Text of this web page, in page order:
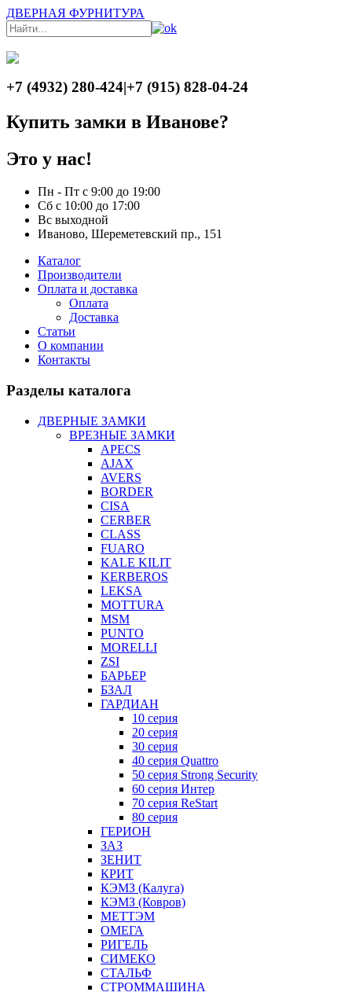
ДВЕРНАЯ ФУРНИТУРА
+7 (4932) 280-424|+7 (915) 828-04-24
Купить замки в Иванове?
Это у нас!
Пн - Пт с 9:00 до 19:00
Сб с 10:00 до 17:00
Вс выходной
Иваново, Шереметевский пр., 151
Каталог
Производители
Оплата и доставка
Оплата
Доставка
Статьи
О компании
Контакты
Разделы каталога
ДВЕРНЫЕ ЗАМКИ
ВРЕЗНЫЕ ЗАМКИ
APECS
AJAX
AVERS
BORDER
CISA
CERBER
CLASS
FUARO
KALE KILIT
KERBEROS
LEKSA
MOTTURA
MSM
PUNTO
MORELLI
ZSI
БАРЬЕР
БЗАЛ
ГАРДИАН
10 серия
20 серия
30 серия
40 серия Quattro
50 серия Strong Security
60 серия Интер
70 серия ReStart
80 серия
ГЕРИОН
ЗАЗ
ЗЕНИТ
КРИТ
КЭМЗ (Калуга)
КЭМЗ (Ковров)
МЕТТЭМ
ОМЕГА
РИГЕЛЬ
СИМЕКО
СТАЛЬФ
СТРОММАШИНА